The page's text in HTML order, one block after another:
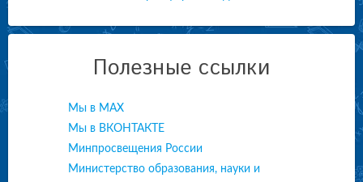
Полезные ссылки
Мы в МАХ
Мы в ВКОНТАКТЕ
Минпросвещения России
Министерство образования, науки и